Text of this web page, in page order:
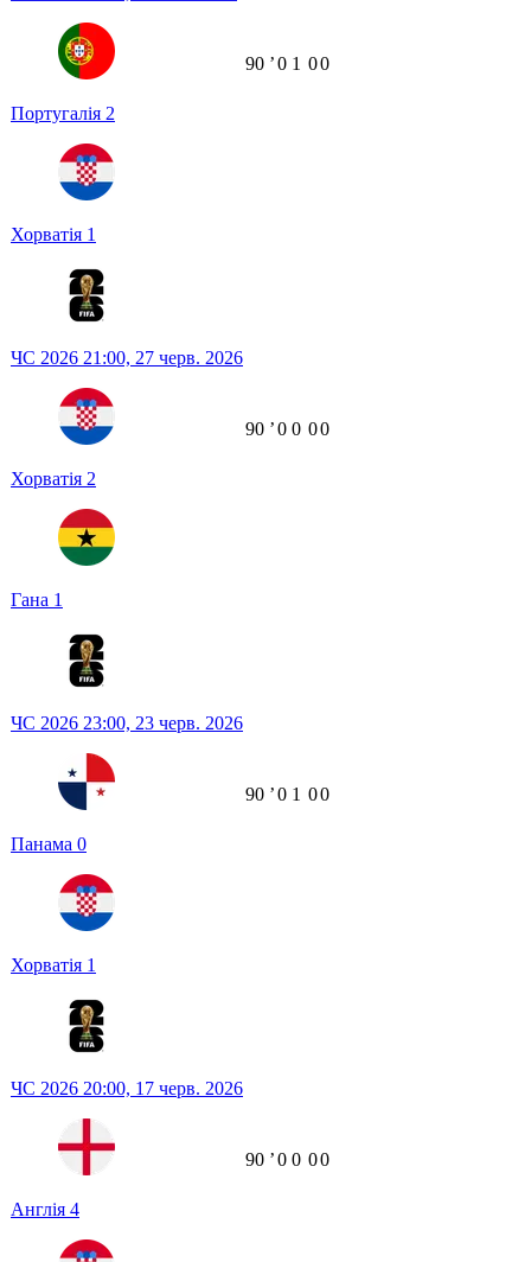
Португалія 2
Хорватія 1
90 ʼ0 1 00
ЧС 2026 21:00, 27 черв. 2026
Хорватія 2
Гана 1
90 ʼ0 0 00
ЧС 2026 23:00, 23 черв. 2026
Панама 0
Хорватія 1
90 ʼ0 1 00
ЧС 2026 20:00, 17 черв. 2026
Англія 4
90 ʼ0 0 00